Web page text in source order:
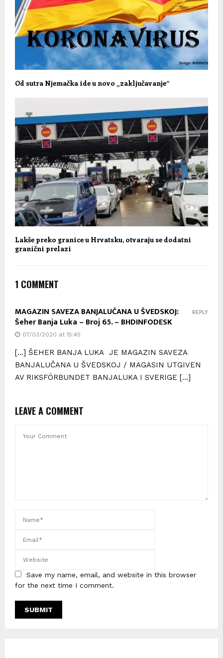
Od sutra Njemačka ide u novo „zaključavanje“
Lakše preko granice u Hrvatsku, otvaraju se dodatni
granični prelazi
1 COMMENT
MAGAZIN SAVEZA BANJALUČANA U ŠVEDSKOJ:
Šeher Banja Luka – Broj 65. – BHDINFODESK
07/03/2020 at 15:45
[…] ŠEHER BANJA LUKA JE MAGAZIN SAVEZA
BANJALUČANA U ŠVEDSKOJ / MAGASIN UTGIVEN
AV RIKSFÖRBUNDET BANJALUKA I SVERIGE […]
REPLY
LEAVE A COMMENT
Save my name, email, and website in this browser
for the next time I comment.